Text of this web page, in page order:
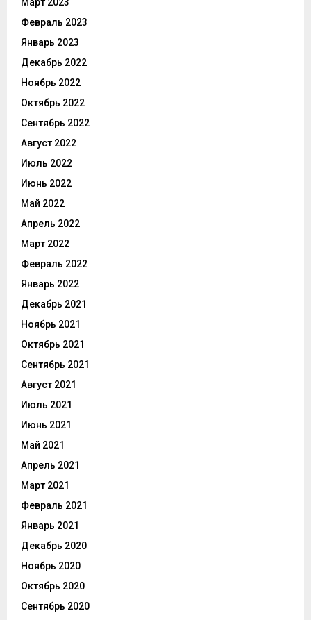
Февраль 2023
Январь 2023
Декабрь 2022
Ноябрь 2022
Октябрь 2022
Сентябрь 2022
Август 2022
Июль 2022
Июнь 2022
Май 2022
Апрель 2022
Март 2022
Февраль 2022
Январь 2022
Декабрь 2021
Ноябрь 2021
Октябрь 2021
Сентябрь 2021
Август 2021
Июль 2021
Июнь 2021
Май 2021
Апрель 2021
Март 2021
Февраль 2021
Январь 2021
Декабрь 2020
Ноябрь 2020
Октябрь 2020
Сентябрь 2020